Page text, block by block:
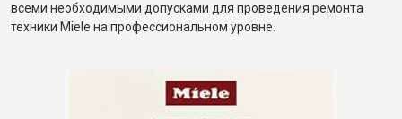
всеми необходимыми допусками для проведения ремонта
техники Miele на профессиональном уровне.